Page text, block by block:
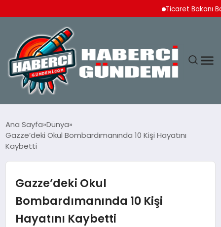
Ticaret Bakanı Bolat
YAŞAM
DÜNYA
Ana Sayfa Dünya
Gazze’deki Okul Bombardımanında 10 Kişi Hayatını
Kaybetti
Gazze’deki Okul
Bombardımanında 10 Kişi
Hayatını Kaybetti